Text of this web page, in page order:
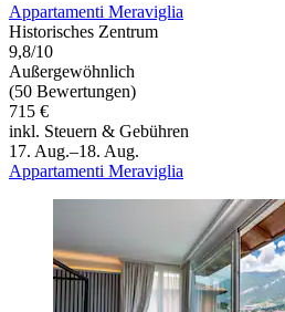
Appartamenti Meraviglia
Historisches Zentrum
9,8/10
Außergewöhnlich
(50 Bewertungen)
715 €
inkl. Steuern & Gebühren
17. Aug.–18. Aug.
Appartamenti Meraviglia